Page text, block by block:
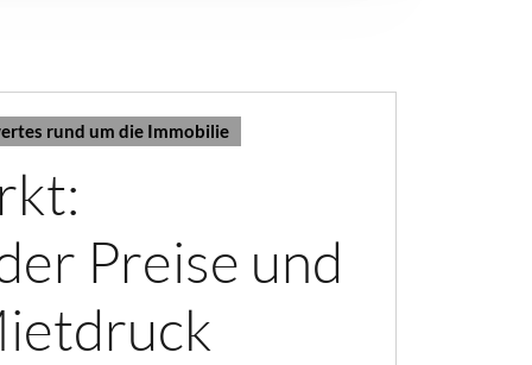
rund um die Immobilie
Preise und